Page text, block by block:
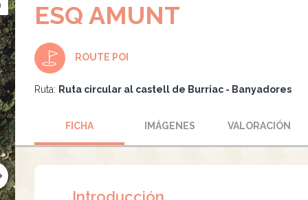
ESQ AMUNT
ROUTE POI
Ruta: Ruta circular al castell de Burriac - Banyadores
FICHA IMÁGENES VALORACIÓN